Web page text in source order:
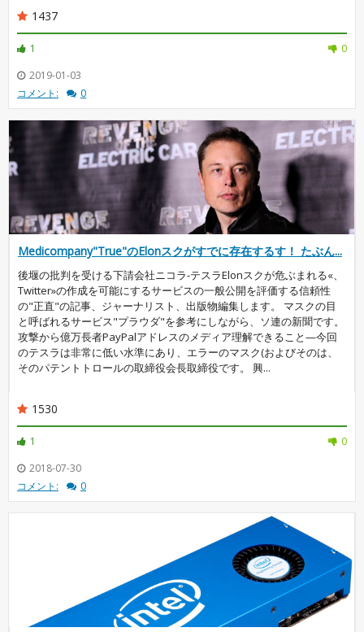
1437
1
0
2019-01-03
コメント:
0
Medicompany"True"のElonスクがすでに存在するす！ たぶん...
後堰の批判を受ける下請会社ニコラ-テスラElonスクが危ぶまれる«、
Twitter»の作成を可能にするサービスの一般公開を評価する信頼性
の"正直"の記事、ジャーナリスト、出版物編集します。 マスクの目
と呼ばれるサービス"プラウダ"を参考にしながら、ソ連の新聞です。
攻撃から億万長者PayPalアドレスのメディア理解できること—今回
のテスラは非常に低い水準にあり、エラーのマスク(およびそのは、
そのパテントトロールの取締役会長取締役です。 興...
1530
1
0
2018-07-30
コメント:
0